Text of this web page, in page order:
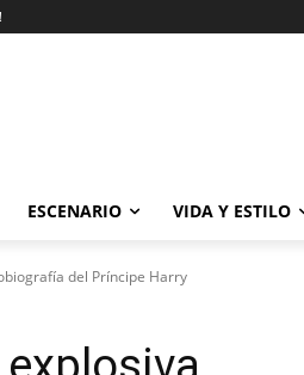
ESCENARIO VIDA Y ESTILO
del Príncipe Harry